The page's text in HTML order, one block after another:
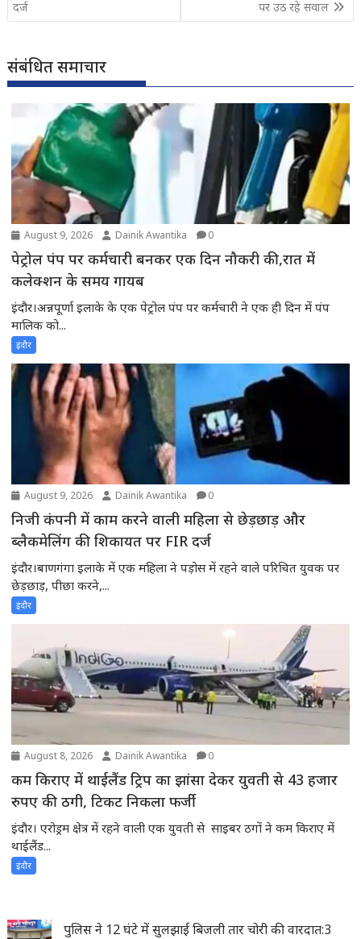
दर्ज
पर उठ रहे सवाल
संबंधित समाचार
August 9, 2026 Dainik Awantika 0
पेट्रोल पंप पर कर्मचारी बनकर एक दिन नौकरी की,रात में
कलेक्शन के समय गायब
इंदौर।अन्नपूर्णा इलाके के एक पेट्रोल पंप पर कर्मचारी ने एक ही दिन में पंप
मालिक को...
इंदौर
August 9, 2026 Dainik Awantika 0
निजी कंपनी में काम करने वाली महिला से छेड़छाड़ और
ब्लैकमेलिंग की शिकायत पर FIR दर्ज
इंदौर।बाणगंगा इलाके में एक महिला ने पड़ोस में रहने वाले परिचित युवक पर
छेड़छाड़, पीछा करने,...
इंदौर
August 8, 2026 Dainik Awantika 0
कम किराए में थाईलैंड ट्रिप का झांसा देकर युवती से 43 हजार
रुपए की ठगी, टिकट निकला फर्जी
इंदौर। एरोड्रम क्षेत्र में रहने वाली एक युवती से साइबर ठगों ने कम किराए में
थाईलैंड...
इंदौर
पुलिस ने 12 घंटे में सुलझाई बिजली तार चोरी की वारदात:3